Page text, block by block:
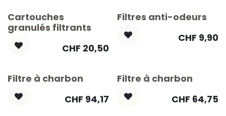
Cartouches
granulés filtrants
CHF 20,50
Filtres anti-odeurs
CHF 9,90
Filtre à charbon
CHF 94,17
Filtre à charbon
CHF 64,75